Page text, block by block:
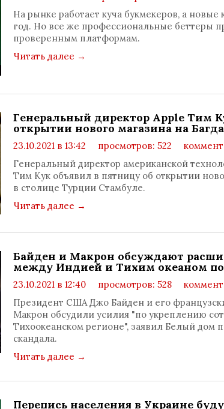
На рынке работает куча букмекеров, а
год. Но все же профессиональные беттеры
проверенным платформам.
Читать далее →
Генеральный директор Apple Тим
открытии нового магазина на
23.10.2021 в 13:42 просмотров: 522
Генеральный директор американской
Тим Кук объявил в пятницу об открытии
в столице Турции Стамбуле.
Читать далее →
Байден и Макрон обсуждают
между Индией и Тихим океаном
23.10.2021 в 12:40 просмотров: 528
Президент США Джо Байден и его
Макрон обсудили усилия "по укреплению
Тихоокеанском регионе", заявил Белый дом
скандала.
Читать далее →
Перепись населения в Украине